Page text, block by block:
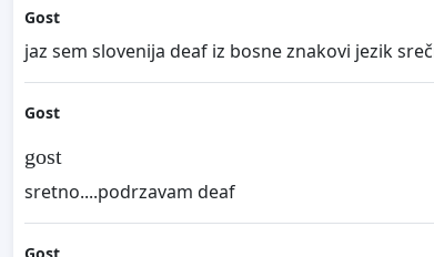
Gost
jaz sem slovenija deaf iz bosne znakovi jezik
Gost
gost
sretno....podrzavam deaf